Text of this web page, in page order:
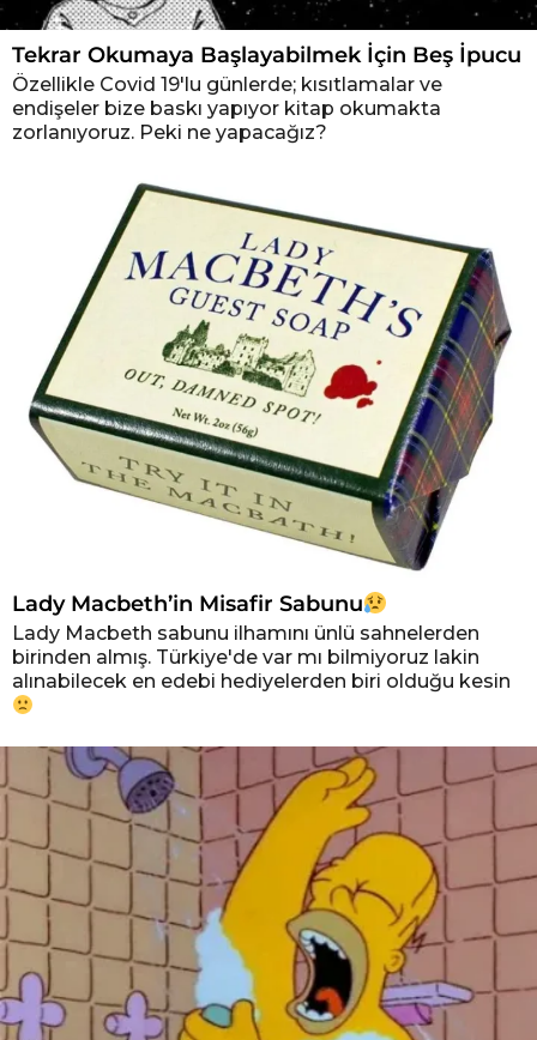
Tekrar Okumaya Başlayabilmek İçin Beş İpucu
Özellikle Covid 19'lu günlerde; kısıtlamalar ve
endişeler bize baskı yapıyor kitap okumakta
zorlanıyoruz. Peki ne yapacağız?
Lady Macbeth’in Misafir Sabunu
Lady Macbeth sabunu ilhamını ünlü sahnelerden
birinden almış. Türkiye'de var mı bilmiyoruz lakin
alınabilecek en edebi hediyelerden biri olduğu kesin